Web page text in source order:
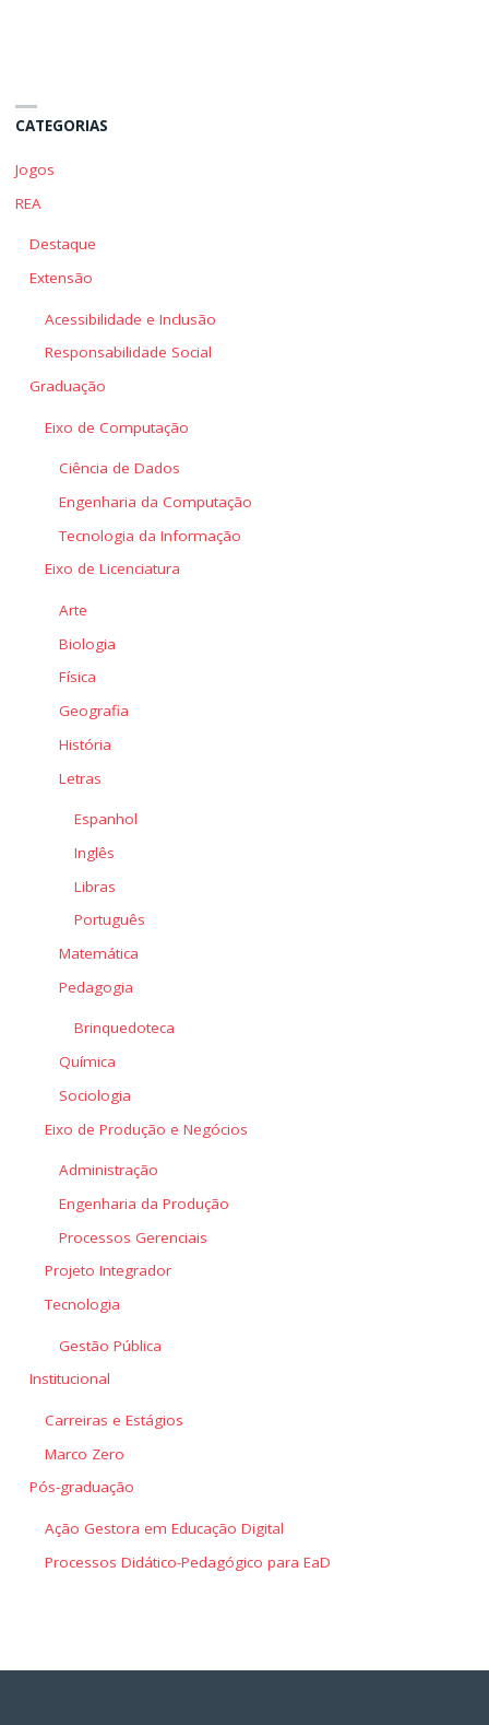
CATEGORIAS
Jogos
REA
Destaque
Extensão
Acessibilidade e Inclusão
Responsabilidade Social
Graduação
Eixo de Computação
Ciência de Dados
Engenharia da Computação
Tecnologia da Informação
Eixo de Licenciatura
Arte
Biologia
Física
Geografia
História
Letras
Espanhol
Inglês
Libras
Português
Matemática
Pedagogia
Brinquedoteca
Química
Sociologia
Eixo de Produção e Negócios
Administração
Engenharia da Produção
Processos Gerenciais
Projeto Integrador
Tecnologia
Gestão Pública
Institucional
Carreiras e Estágios
Marco Zero
Pós-graduação
Ação Gestora em Educação Digital
Processos Didático-Pedagógico para EaD